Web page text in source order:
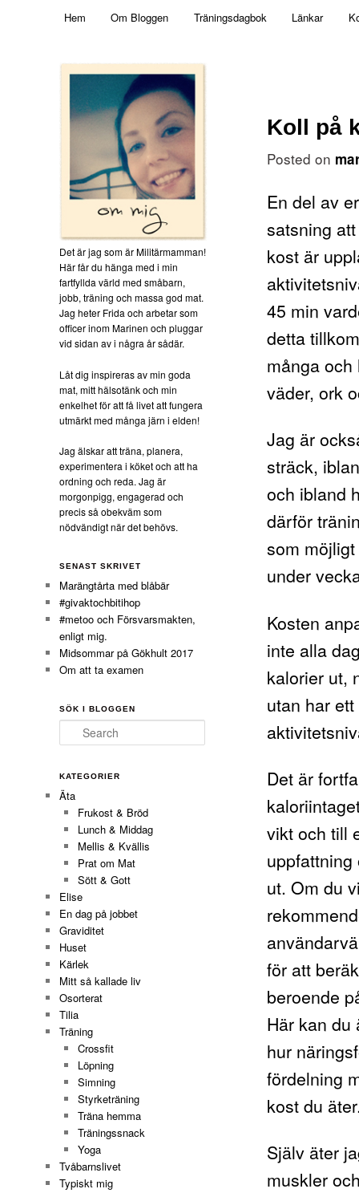
Militärmamman
Skip to primary content
Hem Om Bloggen Träningsdagbok Länkar
Koll på
Posted on
En del av
satsning
kost är
45 min
detta
många
väder, ork
Jag är
sträck,
och ibland
därför
som
under
Kosten
inte alla
kalorier ut,
utan har
Det är
vikt och till
ut. Om du
för att
beroende
Här kan du
hur
fördelning
kost du
Själv äter
muskler
Det är jag som är Militärmamman!
Här får du hänga med i min
fartfyllda värld med småbarn,
jobb, träning och massa god mat.
Jag heter Frida och arbetar som
officer inom Marinen och pluggar
vid sidan av i några år sådär.
Låt dig inspireras av min goda
mat, mitt hälsotänk och min
enkelhet för att få livet att fungera
utmärkt med många järn i elden!
Jag älskar att träna, planera,
experimentera i köket och att ha
ordning och reda. Jag är
morgonpigg, engagerad och
precis så obekväm som
nödvändigt när det behövs.
SENAST SKRIVET
Marängtårta med blåbär
#givaktochbitihop
#metoo och Försvarsmakten,
enligt mig.
Midsommar på Gökhult 2017
Om att ta examen
SÖK I BLOGGEN
Search
KATEGORIER
Äta
Frukost & Bröd
Lunch & Middag
Mellis & Kvällis
Prat om Mat
Sött & Gott
Elise
En dag på jobbet
Graviditet
Huset
Kärlek
Mitt så kallade liv
Osorterat
Tilia
Träning
Crossfit
Löpning
Simning
Styrketräning
Träna hemma
Träningssnack
Yoga
Tvåbarnslivet
Typiskt mig